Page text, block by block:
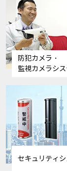
防犯カメラ・
監視カメラシ
セキュリティ